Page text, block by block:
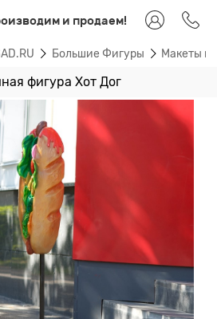
и продаем!
Большие Фигуры Макеты и
фигура Хот Дог